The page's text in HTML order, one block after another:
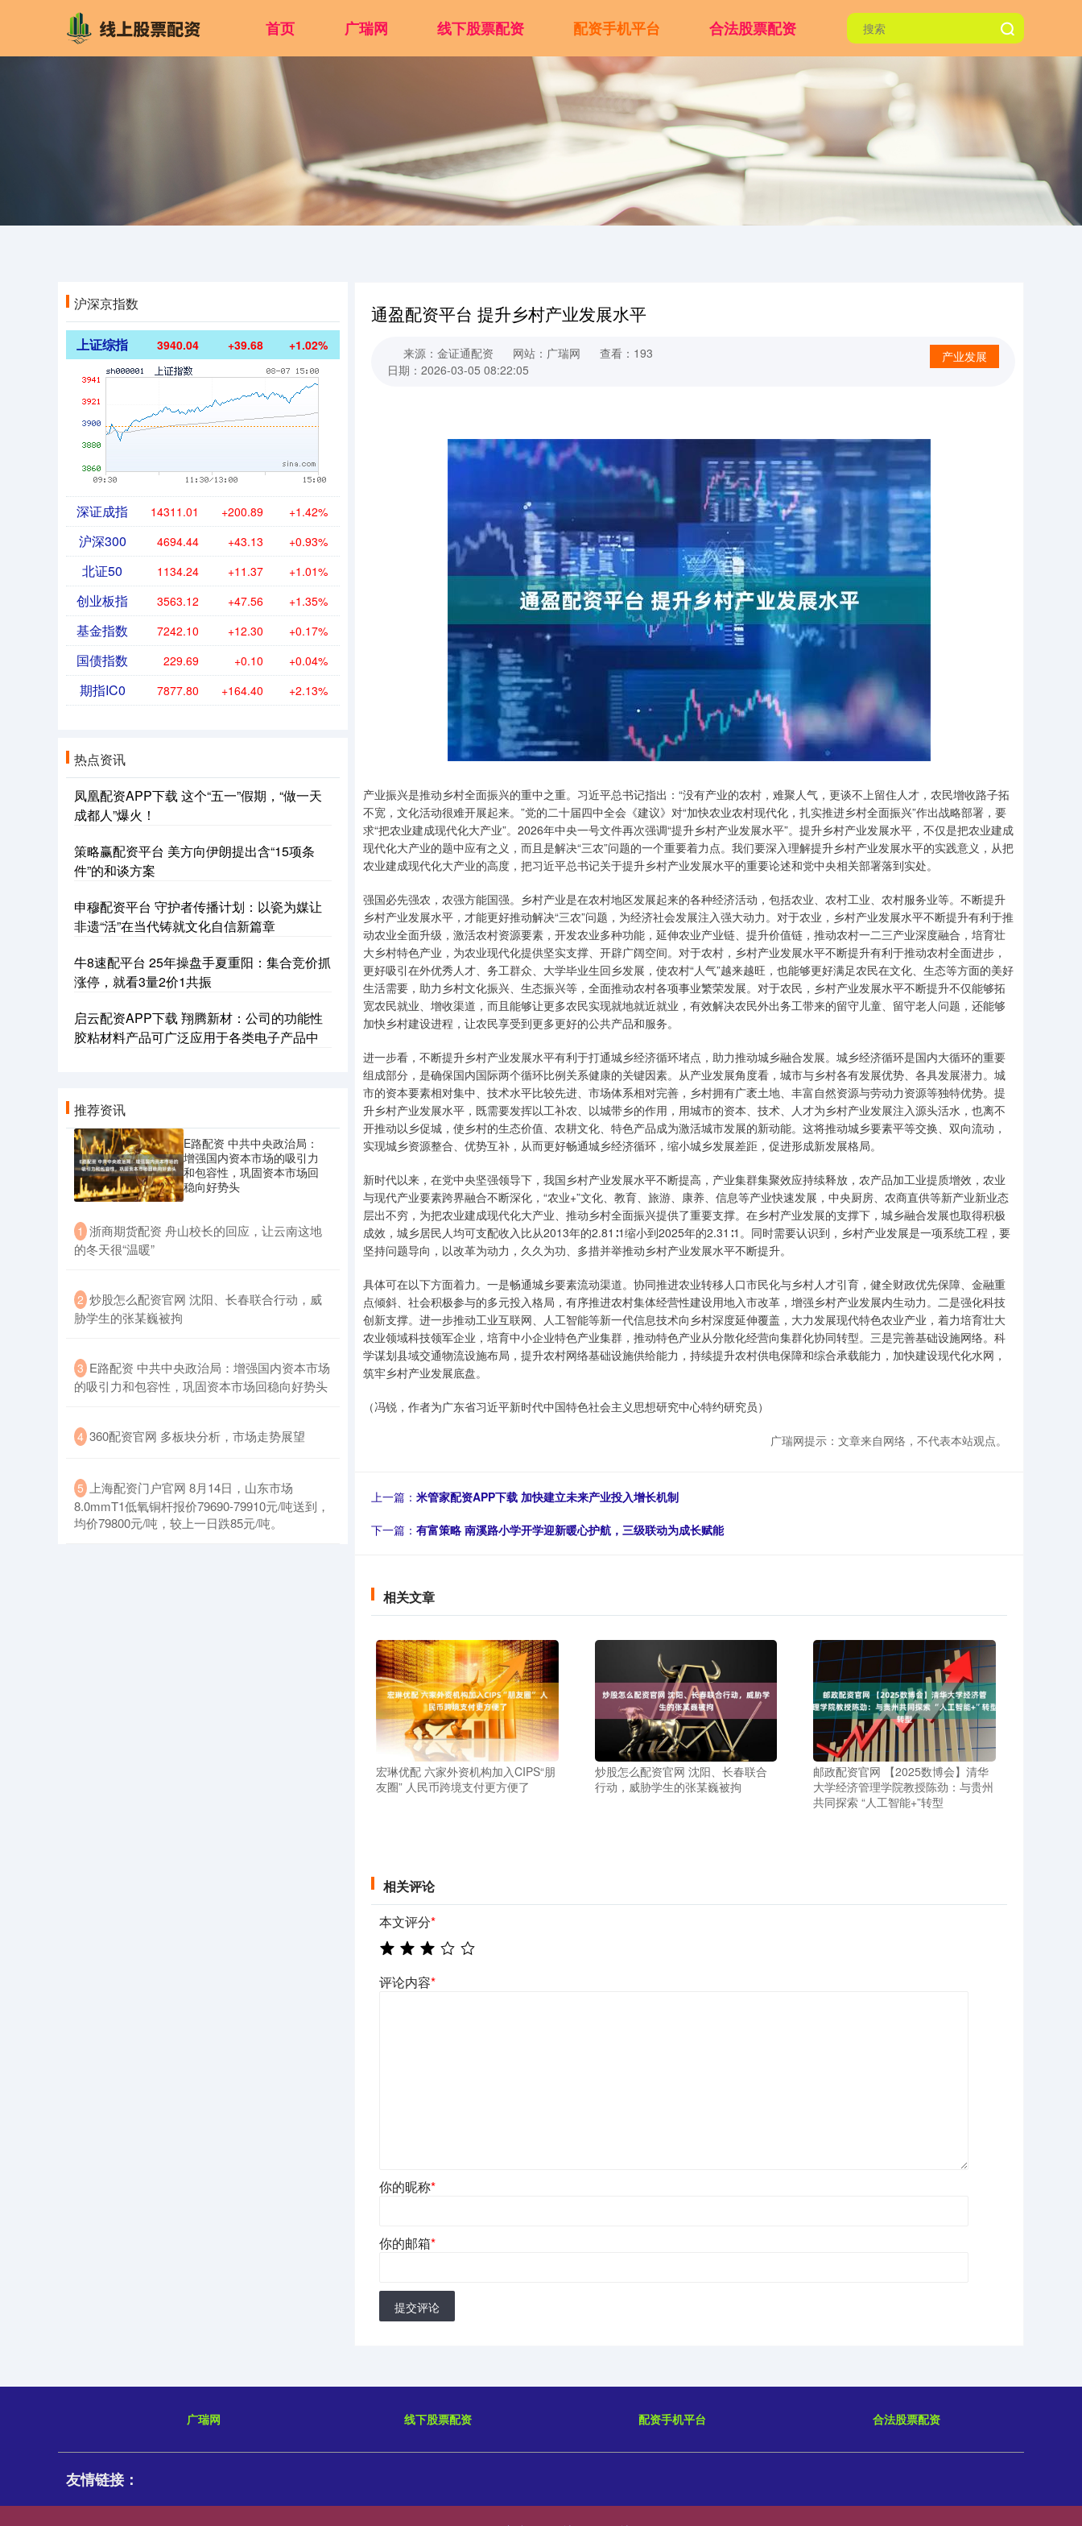
首页 广瑞网 线下股票配资 配资手机平台 合法股票配资
通盈配资平台 提升乡村产业发展水平
产业发展
来源：金证通配资 网站：广瑞网
查看：193
日期：2026-03-05 08:22:05
产业振兴是推动乡村全面振兴的重中之重。习近平总书记指出：“没有产业的农村，难聚人气，更谈不上留住人才，农民增收路子拓
不宽，文化活动很难开展起来。”党的二十届四中全会《建议》对“加快农业农村现代化，扎实推进乡村全面振兴”作出战略部署，要
求“把农业建成现代化大产业”。2026年中央一号文件再次强调“提升乡村产业发展水平”。提升乡村产业发展水平，不仅是把农业建成
现代化大产业的题中应有之义，而且是解决“三农”问题的一个重要着力点。我们要深入理解提升乡村产业发展水平的实践意义，从把
农业建成现代化大产业的高度，把习近平总书记关于提升乡村产业发展水平的重要论述和党中央相关部署落到实处。
强国必先强农，农强方能国强。乡村产业是在农村地区发展起来的各种经济活动，包括农业、农村工业、农村服务业等。不断提升
乡村产业发展水平，才能更好推动解决“三农”问题，为经济社会发展注入强大动力。对于农业，乡村产业发展水平不断提升有利于推
动农业全面升级，激活农村资源要素，开发农业多种功能，延伸农业产业链、提升价值链，推动农村一二三产业深度融合，培育壮
大乡村特色产业，为农业现代化提供坚实支撑、开辟广阔空间。对于农村，乡村产业发展水平不断提升有利于推动农村全面进步，
更好吸引在外优秀人才、务工群众、大学毕业生回乡发展，使农村“人气”越来越旺，也能够更好满足农民在文化、生态等方面的美好
生活需要，助力乡村文化振兴、生态振兴等，全面推动农村各项事业繁荣发展。对于农民，乡村产业发展水平不断提升不仅能够拓
宽农民就业、增收渠道，而且能够让更多农民实现就地就近就业，有效解决农民外出务工带来的留守儿童、留守老人问题，还能够
加快乡村建设进程，让农民享受到更多更好的公共产品和服务。
进一步看，不断提升乡村产业发展水平有利于打通城乡经济循环堵点，助力推动城乡融合发展。城乡经济循环是国内大循环的重要
组成部分，是确保国内国际两个循环比例关系健康的关键因素。从产业发展角度看，城市与乡村各有发展优势、各具发展潜力。城
市的资本要素相对集中、技术水平比较先进、市场体系相对完善，乡村拥有广袤土地、丰富自然资源与劳动力资源等独特优势。提
升乡村产业发展水平，既需要发挥以工补农、以城带乡的作用，用城市的资本、技术、人才为乡村产业发展注入源头活水，也离不
开推动以乡促城，使乡村的生态价值、农耕文化、特色产品成为激活城市发展的新动能。这将推动城乡要素平等交换、双向流动，
实现城乡资源整合、优势互补，从而更好畅通城乡经济循环，缩小城乡发展差距，促进形成新发展格局。
新时代以来，在党中央坚强领导下，我国乡村产业发展水平不断提高，产业集群集聚效应持续释放，农产品加工业提质增效，农业
与现代产业要素跨界融合不断深化，“农业+”文化、教育、旅游、康养、信息等产业快速发展，中央厨房、农商直供等新产业新业态
层出不穷，为把农业建成现代化大产业、推动乡村全面振兴提供了重要支撑。在乡村产业发展的支撑下，城乡融合发展也取得积极
成效，城乡居民人均可支配收入比从2013年的2.81∶1缩小到2025年的2.31∶1。同时需要认识到，乡村产业发展是一项系统工程，要
坚持问题导向，以改革为动力，久久为功、多措并举推动乡村产业发展水平不断提升。
具体可在以下方面着力。一是畅通城乡要素流动渠道。协同推进农业转移人口市民化与乡村人才引育，健全财政优先保障、金融重
点倾斜、社会积极参与的多元投入格局，有序推进农村集体经营性建设用地入市改革，增强乡村产业发展内生动力。二是强化科技
创新支撑。进一步推动工业互联网、人工智能等新一代信息技术向乡村深度延伸覆盖，大力发展现代特色农业产业，着力培育壮大
农业领域科技领军企业，培育中小企业特色产业集群，推动特色产业从分散化经营向集群化协同转型。三是完善基础设施网络。科
学谋划县域交通物流设施布局，提升农村网络基础设施供给能力，持续提升农村供电保障和综合承载能力，加快建设现代化水网，
筑牢乡村产业发展底盘。
（冯锐，作者为广东省习近平新时代中国特色社会主义思想研究中心特约研究员）
广瑞网提示：文章来自网络，不代表本站观点。
上一篇： 米管家配资APP下载 加快建立未来产业投入增长机制
下一篇： 有富策略 南溪路小学开学迎新暖心护航，三级联动为成长赋能
相关文章
宏琳优配 六家外资机构加入CIPS“朋
友圈” 人民币跨境支付更方便了
炒股怎么配资官网 沈阳、长春联合
行动，威胁学生的张某巍被拘
邮政配资官网 【2025数博会】清华
大学经济管理学院教授陈劲：与贵州
共同探索 “人工智能+”转型
相关评论
本文评分*
评论内容*
你的昵称*
你的邮箱*
提交评论
沪深京指数
上证综指 3940.04 +39.68 +1.02%
深证成指 14311.01 +200.89 +1.42%
沪深300 4694.44 +43.13 +0.93%
北证50 1134.24 +11.37 +1.01%
创业板指 3563.12 +47.56 +1.35%
基金指数 7242.10 +12.30 +0.17%
国债指数 229.69 +0.10 +0.04%
期指IC0 7877.80 +164.40 +2.13%
热点资讯
凤凰配资APP下载 这个“五一”假期，“做一天
成都人”爆火！
策略赢配资平台 美方向伊朗提出含“15项条
件”的和谈方案
申穆配资平台 守护者传播计划：以瓷为媒让
非遗“活”在当代铸就文化自信新篇章
牛8速配平台 25年操盘手夏重阳：集合竞价抓
涨停，就看3量2价1共振
启云配资APP下载 翔腾新材：公司的功能性
胶粘材料产品可广泛应用于各类电子产品中
推荐资讯
E路配资 中共中央政治局：
增强国内资本市场的吸引力
和包容性，巩固资本市场回
稳向好势头
1 ​浙商期货配资 舟山校长的回应，让云南这地
的冬天很“温暖”
2 ​炒股怎么配资官网 沈阳、长春联合行动，威
胁学生的张某巍被拘
3 ​E路配资 中共中央政治局：增强国内资本市场
的吸引力和包容性，巩固资本市场回稳向好势头
4 ​360配资官网 多板块分析，市场走势展望
5
​上海配资门户官网 8月14日，山东市场
8.0mmT1低氧铜杆报价79690-79910元/吨送到，
均价79800元/吨，较上一日跌85元/吨。
广瑞网 线下股票配资 配资手机平台 合法股票配资
友情链接：